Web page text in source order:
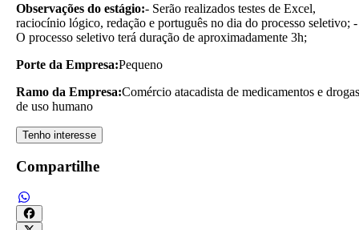
Observações do estágio:- Serão realizados testes de Excel,
raciocínio lógico, redação e português no dia do processo seletivo; -
O processo seletivo terá duração de aproximadamente 3h;
Porte da Empresa:Pequeno
Ramo da Empresa:Comércio atacadista de medicamentos e drogas
de uso humano
Tenho interesse
Compartilhe